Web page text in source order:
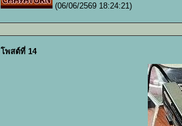
(06/06/2569 18:24:21)
โพสต์ที่ 14